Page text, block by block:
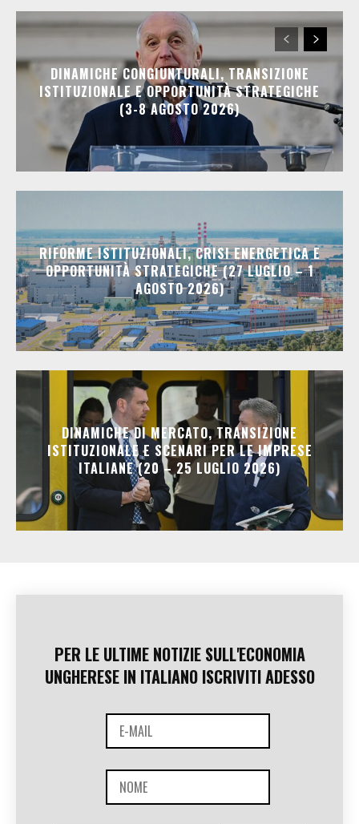
DINAMICHE CONGIUNTURALI, TRANSIZIONE
ISTITUZIONALE E OPPORTUNITÀ STRATEGICHE
(3-8 AGOSTO 2026)
RIFORME ISTITUZIONALI, CRISI ENERGETICA E
OPPORTUNITÀ STRATEGICHE (27 LUGLIO – 1
AGOSTO 2026)
DINAMICHE DI MERCATO, TRANSIZIONE
ISTITUZIONALE E SCENARI PER LE IMPRESE
ITALIANE (20 – 25 LUGLIO 2026)
PER LE ULTIME NOTIZIE SULL'ECONOMIA
UNGHERESE IN ITALIANO ISCRIVITI ADESSO